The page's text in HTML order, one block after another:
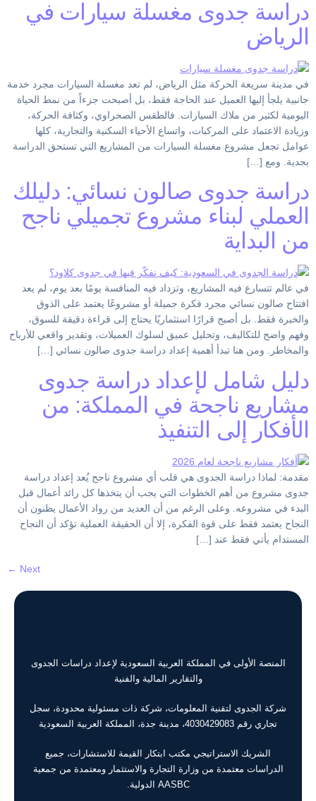
دراسة جدوى مغسلة سيارات في
الرياض
في مدينة سريعة الحركة مثل الرياض، لم تعد مغسلة السيارات مجرد خدمة
جانبية يلجأ إليها العميل عند الحاجة فقط، بل أصبحت جزءاً من نمط الحياة
اليومية لكثير من ملاك السيارات. فالطقس الصحراوي، وكثافة الحركة،
وزيادة الاعتماد على المركبات، واتساع الأحياء السكنية والتجارية، كلها
عوامل تجعل مشروع مغسلة السيارات من المشاريع التي تستحق الدراسة
بجدية. ومع […]
دراسة جدوى صالون نسائي: دليلك
العملي لبناء مشروع تجميلي ناجح
من البداية
في عالم تتسارع فيه المشاريع، وتزداد فيه المنافسة يومًا بعد يوم، لم يعد
افتتاح صالون نسائي مجرد فكرة جميلة أو مشروعًا يعتمد على الذوق
والخبرة فقط. بل أصبح قرارًا استثماريًا يحتاج إلى قراءة دقيقة للسوق،
وفهم واضح للتكاليف، وتحليل عميق لسلوك العميلات، وتقدير واقعي للأرباح
والمخاطر. ومن هنا تبدأ أهمية إعداد دراسة جدوى صالون نسائي […]
دليل شامل لإعداد دراسة جدوى
مشاريع ناجحة في المملكة: من
الأفكار إلى التنفيذ
مقدمة: لماذا دراسة الجدوى هي قلب أي مشروع ناجح يُعد إعداد دراسة
جدوى مشروع من أهم الخطوات التي يجب أن يتخذها كل رائد أعمال قبل
البدء في مشروعه. وعلى الرغم من أن العديد من رواد الأعمال يظنون أن
النجاح يعتمد فقط على قوة الفكرة، إلا أن الحقيقة العملية تؤكد أن النجاح
المستدام يأتي فقط عند […]
Next
←
المنصة الأولى في المملكة العربية السعودية لإعداد دراسات الجدوى
والتقارير المالية والفنية
شركة الجدوى لتقنية المعلومات، شركة ذات مسئولية محدودة، سجل
تجاري رقم 4030429083، مدينة جدة، المملكة العربية السعودية
الشريك الاستراتيجي مكتب ابتكار القيمة للاستشارات، جميع
الدراسات معتمدة من وزارة التجارة والاستثمار ومعتمدة من جمعية
AASBC الدولية.